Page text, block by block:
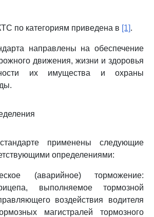
по категориям приведена в [1].
направлены на обеспечение
движения, жизни и здоровья
их имущества и охраны
применены следующие
определениями:
(аварийное) торможение:
выполняемое тормозной
воздействия водителя
магистралей тормозного